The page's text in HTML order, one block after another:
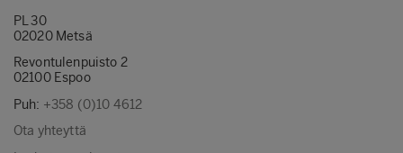
PL 30
02020 Metsä
Revontulenpuisto 2
02100 Espoo
Puh: +358 (0)10 4612
Ota yhteyttä